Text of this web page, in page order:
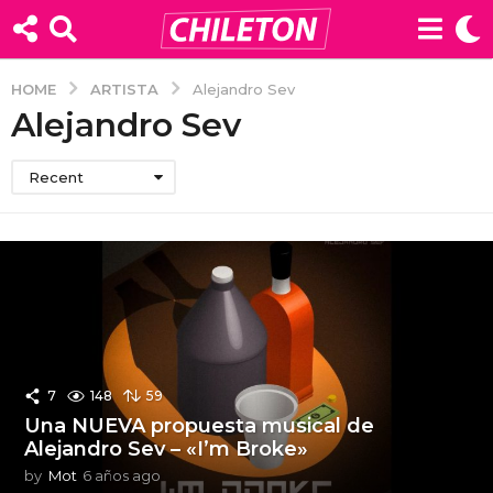
HOME ARTISTA Alejandro Sev
Alejandro Sev
Recent
7 148 59
Una NUEVA propuesta musical de
Alejandro Sev – «I’m Broke»
by Mot 6 años ago